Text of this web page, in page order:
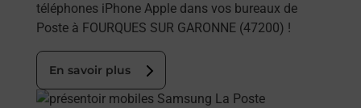
téléphones iPhone Apple dans vos bureaux de
Poste à FOURQUES SUR GARONNE (47200) !
En savoir plus
En savoir plus